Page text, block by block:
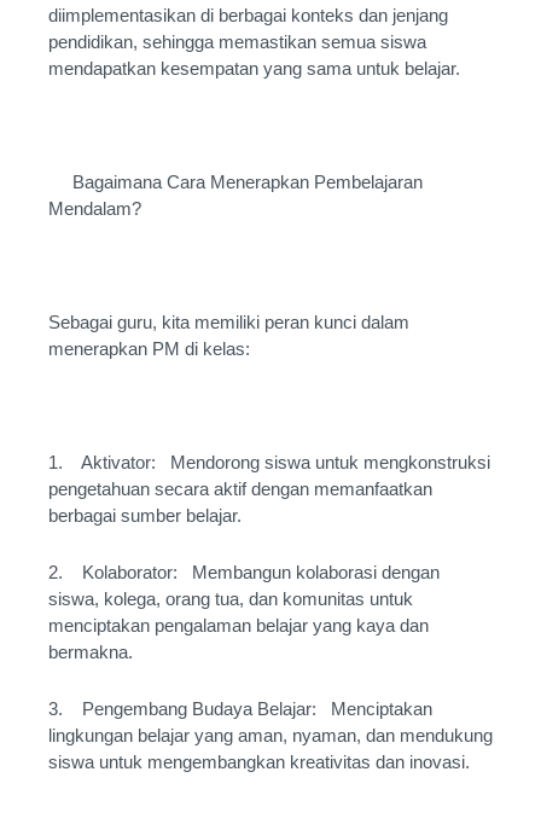
diimplementasikan di berbagai konteks dan jenjang
pendidikan, sehingga memastikan semua siswa
mendapatkan kesempatan yang sama untuk belajar.
Bagaimana Cara Menerapkan Pembelajaran
Mendalam?
Sebagai guru, kita memiliki peran kunci dalam
menerapkan PM di kelas:
1. Aktivator: Mendorong siswa untuk mengkonstruksi
pengetahuan secara aktif dengan memanfaatkan
berbagai sumber belajar.
2. Kolaborator: Membangun kolaborasi dengan
siswa, kolega, orang tua, dan komunitas untuk
menciptakan pengalaman belajar yang kaya dan
bermakna.
3. Pengembang Budaya Belajar: Menciptakan
lingkungan belajar yang aman, nyaman, dan mendukung
siswa untuk mengembangkan kreativitas dan inovasi.